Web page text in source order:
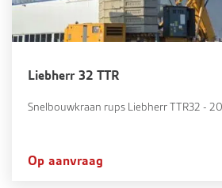
Liebherr 32 TTR
Snelbouwkraan rups Liebherr TTR32 -
Op aanvraag